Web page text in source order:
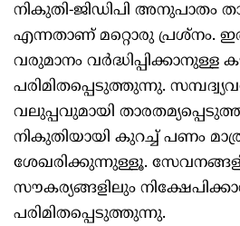
നികുതി-ജിഡിപി അനുപാതം
എന്നതാണ് മറ്റൊരു പ്രശ്‌നം.
വരുമാനം വര്‍ദ്ധിപ്പിക്കാനുള്ള
പരിമിതപ്പെടുത്തുന്നു.
വലുപ്പവുമായി
നികുതിയായി കുറച്ച് പണം
ശേഖരിക്കുന്നുള്ളൂ.
സൗകര്യങ്ങളിലും
പരിമിതപ്പെടുത്തുന്നു.